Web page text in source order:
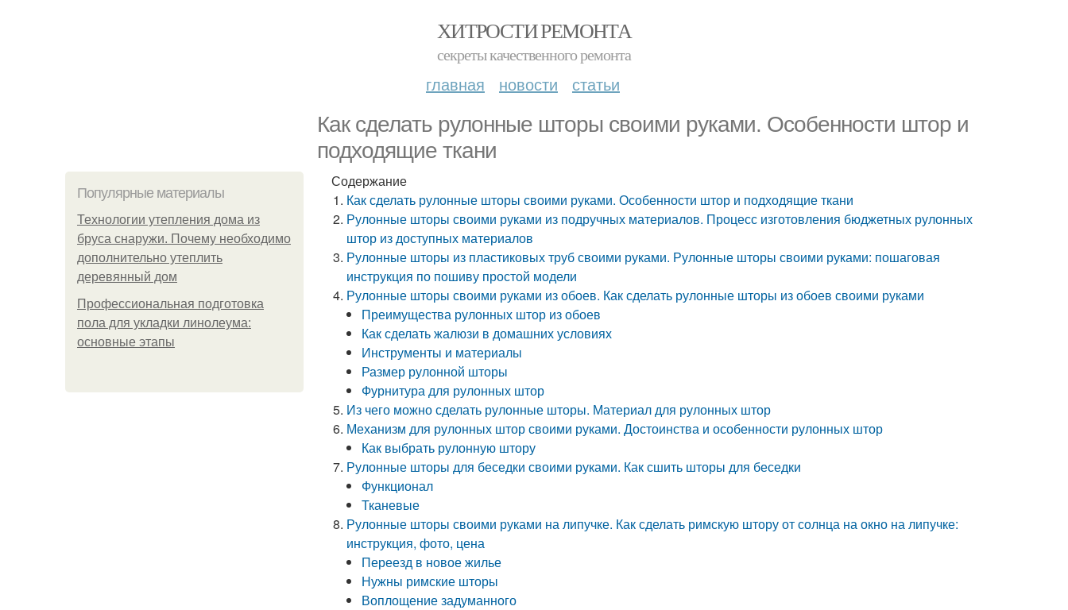
ХИТРОСТИ РЕМОНТА
секреты качественного ремонта
главная новости статьи
Как сделать рулонные шторы своими руками. Особенности штор и
подходящие ткани
Популярные материалы
Технологии утепления дома из
бруса снаружи. Почему необходимо
дополнительно утеплить
деревянный дом
Профессиональная подготовка
пола для укладки линолеума:
основные этапы
Содержание
Как сделать рулонные шторы своими руками. Особенности штор и подходящие ткани
Рулонные шторы своими руками из подручных материалов. Процесс изготовления бюджетных рулонных
штор из доступных материалов
Рулонные шторы из пластиковых труб своими руками. Рулонные шторы своими руками: пошаговая
инструкция по пошиву простой модели
Рулонные шторы своими руками из обоев. Как сделать рулонные шторы из обоев своими руками
Преимущества рулонных штор из обоев
Как сделать жалюзи в домашних условиях
Инструменты и материалы
Размер рулонной шторы
Фурнитура для рулонных штор
Из чего можно сделать рулонные шторы. Материал для рулонных штор
Механизм для рулонных штор своими руками. Достоинства и особенности рулонных штор
Как выбрать рулонную штору
Рулонные шторы для беседки своими руками. Как сшить шторы для беседки
Функционал
Тканевые
Рулонные шторы своими руками на липучке. Как сделать римскую штору от солнца на окно на липучке:
инструкция, фото, цена
Переезд в новое жилье
Нужны римские шторы
Воплощение задуманного